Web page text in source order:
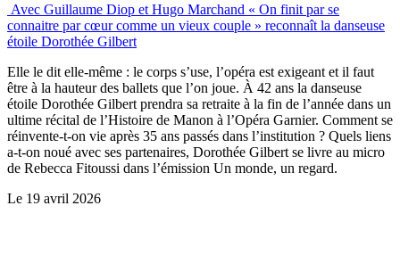
Avec Guillaume Diop et Hugo Marchand « On finit par se
connaitre par cœur comme un vieux couple » reconnaît la danseuse
étoile Dorothée Gilbert
Elle le dit elle-même : le corps s’use, l’opéra est exigeant et il faut
être à la hauteur des ballets que l’on joue. À 42 ans la danseuse
étoile Dorothée Gilbert prendra sa retraite à la fin de l’année dans un
ultime récital de l’Histoire de Manon à l’Opéra Garnier. Comment se
réinvente-t-on vie après 35 ans passés dans l’institution ? Quels liens
a-t-on noué avec ses partenaires, Dorothée Gilbert se livre au micro
de Rebecca Fitoussi dans l’émission Un monde, un regard.
Le 19 avril 2026